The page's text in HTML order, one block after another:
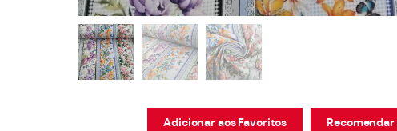
Adicionar aos Favoritos